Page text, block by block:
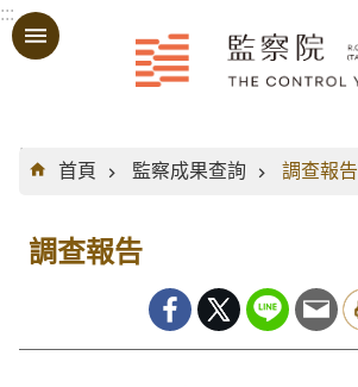
跳到主要內容區塊
:::
:::
首頁
監察成果查詢 調查報告
調查報告